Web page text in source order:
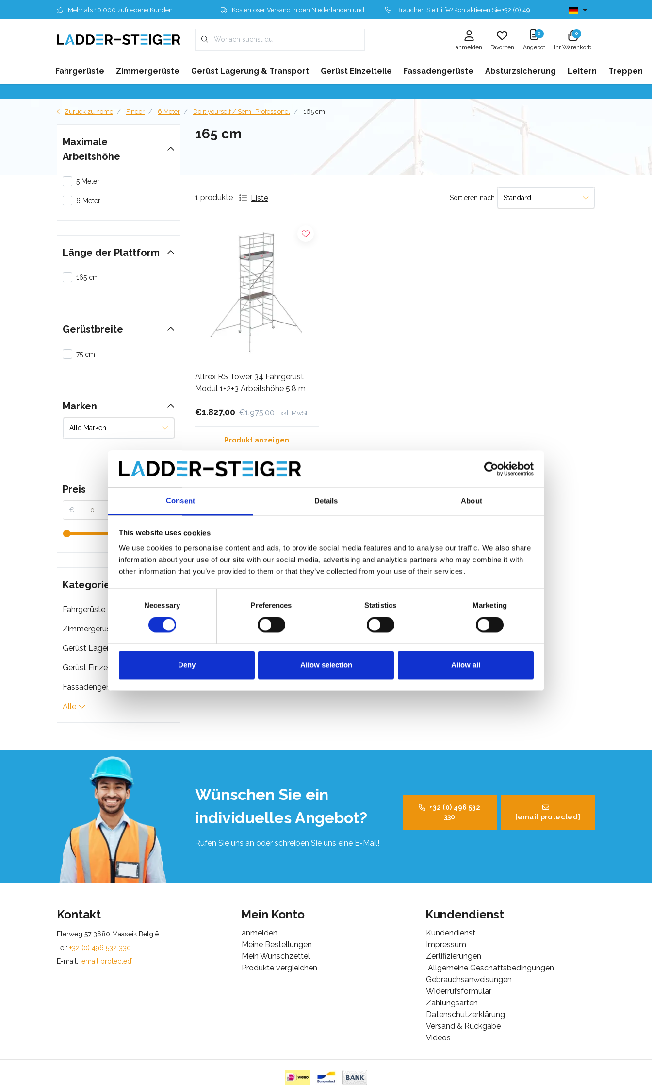
Consent Details About
This website uses cookies
We use cookies to personalise content and ads, to provide social media features and to analyse our traffic. We also share
information about your use of our site with our social media, advertising and analytics partners who may combine it with
other information that you’ve provided to them or that they’ve collected from your use of their services.
Necessary Preferences Statistics Marketing
Deny Allow selection Allow all
Mehr als 10.000 zufriedene Kunden Kostenloser Versand in den Niederlanden und Belgien Brauchen Sie Hilfe? Kontaktieren Sie +32 (0) 496 532 330 Ab lager lieferbar
anmelden Favoriten
0
Angebot
0
Ihr Warenkorb
Fahrgerüste Zimmergerüste Gerüst Lagerung & Transport Gerüst Einzelteile Fassadengerüste Absturzsicherung Leitern Treppen
Zurück zu home Finder 6 Meter Do it yourself / Semi-Professionel 165 cm
165 cm
1 produkte Liste Sortieren nach
Altrex RS Tower 34 Fahrgerüst
Modul 1+2+3 Arbeitshöhe 5,8 m
€1.827,00 €1.975,00 Exkl. MwSt
Produkt anzeigen
Maximale
Arbeitshöhe
5 Meter
6 Meter
Länge der Plattform
165 cm
Gerüstbreite
75 cm
Marken
Preis
€
Kategorien
Fahrgerüste
Zimmergerüste
Gerüst Lagerung & Transport
Gerüst Einzelteile
Fassadengerüste
Alle
Wünschen Sie ein
individuelles Angebot?
Rufen Sie uns an oder schreiben Sie uns eine E-Mail!
+32 (0) 496 532
330
[email protected]
Kontakt
Elerweg 57 3680 Maaseik België
Tel: +32 (0) 496 532 330
E-mail: [email protected]
Mein Konto
anmelden
Meine Bestellungen
Mein Wunschzettel
Produkte vergleichen
Kundendienst
Kundendienst
Impressum
Zertifizierungen
Allgemeine Geschäftsbedingungen
Gebrauchsanweisungen
Widerrufsformular
Zahlungsarten
Datenschutzerklärung
Versand & Rückgabe
Videos